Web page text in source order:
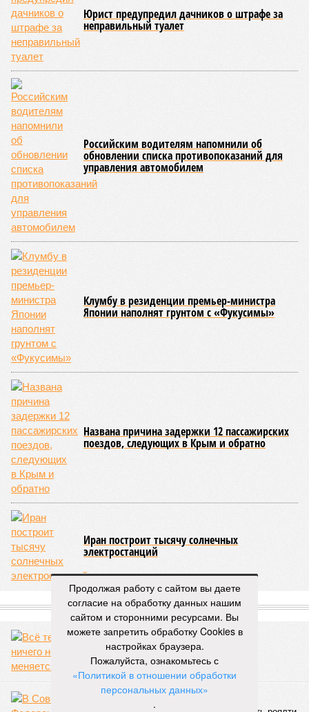
Юрист предупредил дачников о штрафе за
неправильный туалет
Российским водителям напомнили об
обновлении списка противопоказаний для
управления автомобилем
Клумбу в резиденции премьер-министра
Японии наполнят грунтом с «Фукусимы»
Названа причина задержки 12 пассажирских
поездов, следующих в Крым и обратно
Иран построит тысячу солнечных
электростанций
СЛУЧАЙНЫЕ СТАТЬИ
Всё течёт, ничего не меняется
Сенаторы против западных артистов
Продолжая работу с сайтом вы даете
согласие на обработку данных нашим
сайтом и сторонними ресурсами. Вы
можете запретить обработку Cookies в
настройках браузера.
Пожалуйста, ознакомьтесь с
«Политикой в отношении обработки
персональных данных»
.